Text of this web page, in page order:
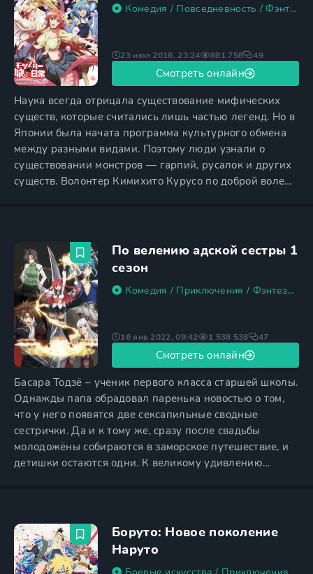
Комедия / Повседневность / Фэнтези
Наука всегда отрицала существование мифических
существ, которые считались лишь частью легенд. Но в
Японии была начата программа культурного обмена
между разными видами. Поэтому люди узнали о
существовании монстров — гарпий, русалок и других
существ. Волонтер Кимихито Курусо по доброй воле
найдет новых друзей и повысит свою эрудицию. Но
парень пришел
23 июл 2018, 23:24 881 758 49
Смотреть онлайн
По велению адской сестры 1
сезон
Комедия / Приключения / Фэнтези /
Басара Тодзё – ученик первого класса старшей школы.
Однажды папа обрадовал паренька новостью о том,
что у него появятся две сексапильные сводные
сестрички. Да и к тому же, сразу после свадьбы
молодожёны собираются в заморское путешествие, и
детишки остаются одни. К великому удивлению
который сделал бы его навеки слугой дьявольских
сил, но из-за
16 янв 2022, 09:42 1 538 538 47
Смотреть онлайн
Боруто: Новое поколение
Наруто